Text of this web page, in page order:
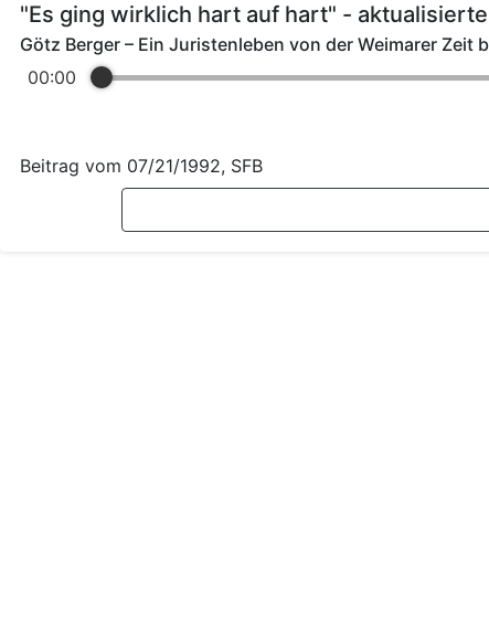
"Es ging wirklich hart auf hart" -
Götz Berger – Ein Juristenleben von der Weimarer Zeit
00:00
Beitrag vom 07/21/1992, SFB